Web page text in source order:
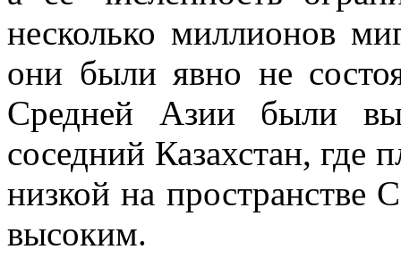
несколько миллионов
они были явно не
Средней Азии были
соседний Казахстан, где
низкой на пространстве
высоким.